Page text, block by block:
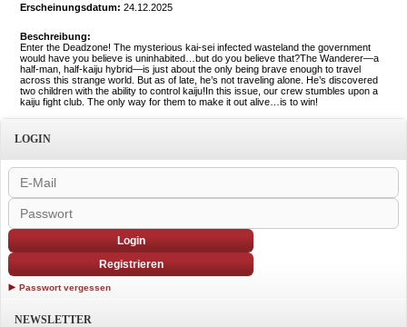
Erscheinungsdatum: 24.12.2025
Beschreibung:
Enter the Deadzone! The mysterious kai-sei infected wasteland the government
would have you believe is uninhabited…but do you believe that?The Wanderer—a
half-man, half-kaiju hybrid—is just about the only being brave enough to travel
across this strange world. But as of late, he’s not traveling alone. He’s discovered
two children with the ability to control kaiju!In this issue, our crew stumbles upon a
kaiju fight club. The only way for them to make it out alive…is to win!
LOGIN
Login
Registrieren
Passwort vergessen
NEWSLETTER